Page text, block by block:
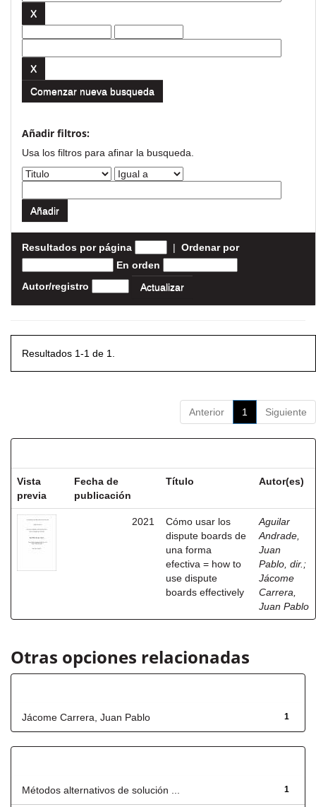
Comenzar nueva busqueda
Añadir filtros:
Usa los filtros para afinar la busqueda.
Resultados por página | Ordenar por
En orden
Autor/registro
Resultados 1-1 de 1.
Anterior 1 Siguiente
Vista
previa
Fecha de
publicación
Título Autor(es)
2021
Cómo usar los
dispute boards de
una forma
efectiva = how to
use dispute
boards effectively
Aguilar
Andrade,
Juan
Pablo, dir. ;
Jácome
Carrera,
Juan Pablo
Otras opciones relacionadas
1
Jácome Carrera, Juan Pablo
1
Métodos alternativos de solución ...